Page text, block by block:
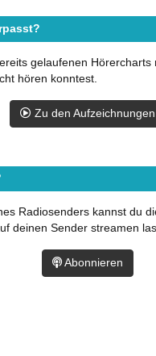
gelaufenen Hörercharts
hören konntest.
Zu den Aufzeichnungen
Radiosenders kannst du
deinen Sender streamen
Abonnieren